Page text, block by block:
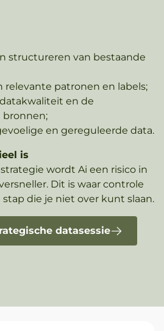
structureren van bestaande
relevante patronen en labels;
en de
bronnen;
en gereguleerde data.
is
wordt Ai een risico in
Dit is waar controle
die je niet over kunt slaan.
datasessie